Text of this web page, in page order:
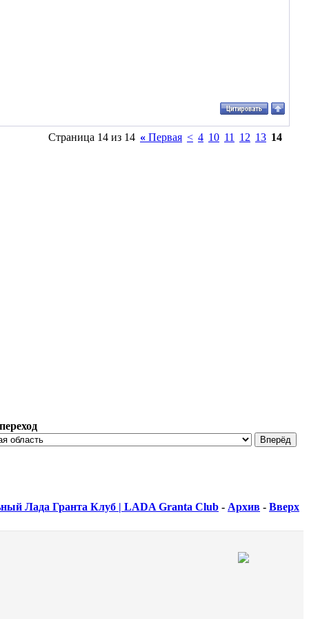
Страница 14 из 14 « Первая < 4 10 11 12 13 14
Лада Гранта Клуб | LADA Granta Club - Архив - Вверх